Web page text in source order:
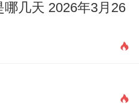
几天 2026年3月26